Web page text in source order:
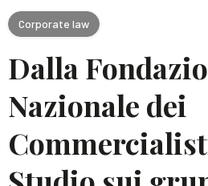
Corporate law
Dalla
Nazionale dei